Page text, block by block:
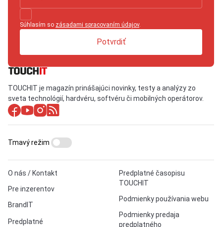
Súhlasím so zásadami spracovaním údajov.
Potvrdiť
TOUCHIT je magazín prinášajúci novinky, testy a analýzy zo
sveta technológií, hardvéru, softvéru či mobilných operátorov.
O nás / Kontakt
Pre inzerentov
BrandIT
Predplatné
Predplatné časopisu
TOUCHIT
Podmienky používania webu
Podmienky predaja
predplatného
Tmavý režim